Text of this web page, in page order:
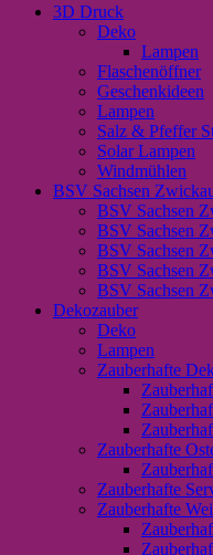
3D Druck
Deko
Lampen
Flaschenöffner
Geschenkideen
Lampen
Salz & Pfeffer
Solar Lampen
Windmühlen
BSV Sachsen
BSV Sachsen
BSV Sachsen
BSV Sachsen
BSV Sachsen
BSV Sachsen
Dekozauber
Deko
Lampen
Zauberhafte
Zauberhafte
Zauberhafte
Zauberhafte